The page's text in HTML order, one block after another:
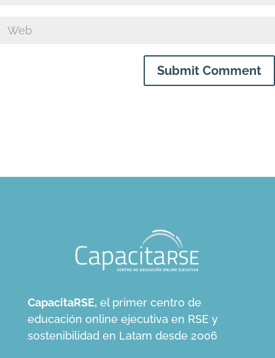
Submit Comment
CapacitaRSE, el primer centro de
educación online ejecutiva en RSE y
sostenibilidad en Latam desde 2006